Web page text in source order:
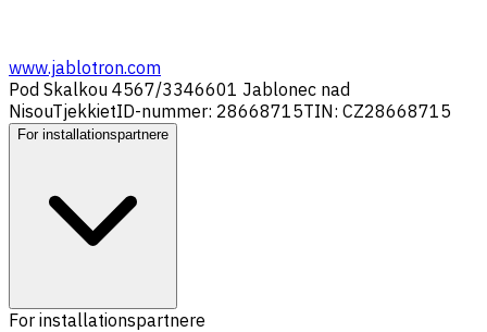
www.jablotron.com
Pod Skalkou 4567/3346601 Jablonec nad
NisouTjekkietID-nummer: 28668715TIN: CZ28668715
For installationspartnere
For installationspartnere